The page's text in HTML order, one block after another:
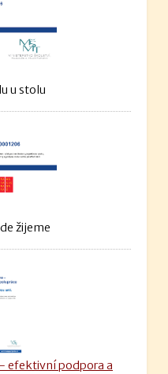
u stolu
žijeme
efektivní podpora a